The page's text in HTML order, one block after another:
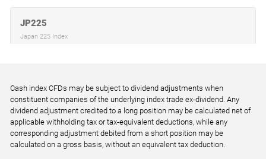
JP225
Japan 225 Index
STOXX50
EU Stocks 50 Index
All Accounts
Cash index CFDs may be subject to dividend adjustments when
constituent companies of the underlying index trade ex-dividend. Any
dividend adjustment credited to a long position may be calculated net of
applicable withholding tax or tax-equivalent deductions, while any
corresponding adjustment debited from a short position may be
calculated on a gross basis, without an equivalent tax deduction.